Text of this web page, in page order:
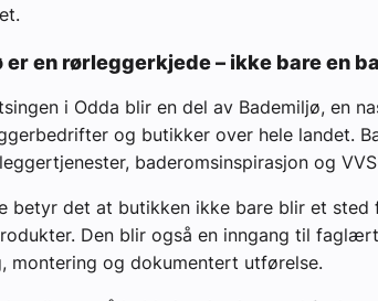
er en rørleggerkjede – ikke bare en
i Odda blir en del av Bademiljø, en
og butikker over hele landet.
baderomsinspirasjon og
betyr det at butikken ikke bare blir et sted
Den blir også en inngang til
montering og dokumentert utførelse.